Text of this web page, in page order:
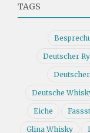
TAGS
Deutscher
Deutsche
Eiche
Glina Whisky